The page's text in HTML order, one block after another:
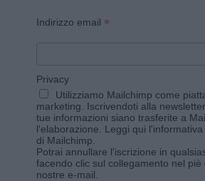
Indirizzo email *
Privacy
Utilizziamo Mailchimp come
marketing. Iscrivendoti alla
tue informazioni siano trasferite a
l'elaborazione. Leggi qui
di Mailchimp
Potrai annullare l'iscrizione in
facendo clic sul collegamento nel piè
nostre e-mail.